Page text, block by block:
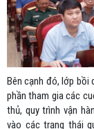
Bên cạnh đó, lớp bồi
phần tham gia các
thủ, quy trình vận
vào các trạng thái